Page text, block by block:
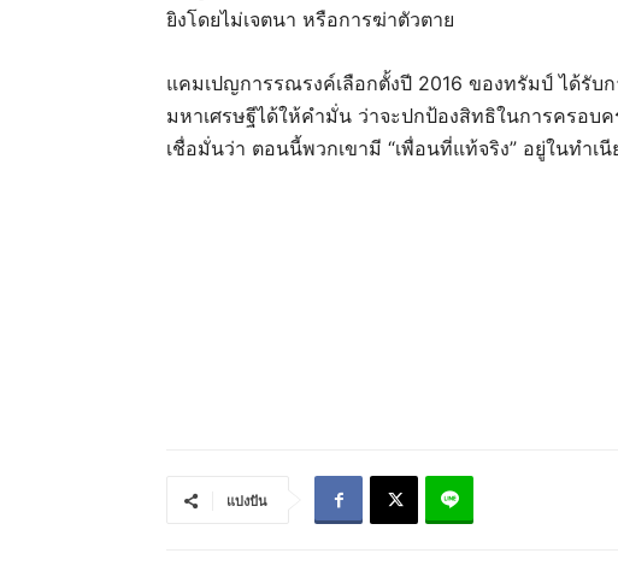
ยิงโดยไม่เจตนา หรือการฆ่าตัวตาย
แคมเปญการรณรงค์เลือกตั้งปี 2016 ของทรัมป์ ได้รับ
มหาเศรษฐีได้ให้คำมั่น ว่าจะปกป้องสิทธิในการครอบ
เชื่อมั่นว่า ตอนนี้พวกเขามี “เพื่อนที่แท้จริง” อยู่ในทำเนี
แบ่งปัน